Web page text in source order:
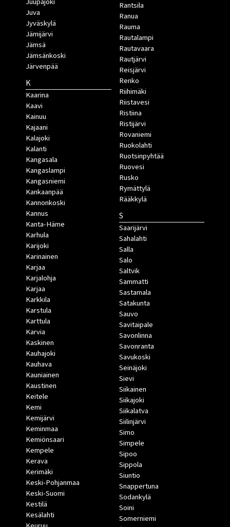
Juva
Jyväskylä
Jämijärvi
Jämsä
Jämsänkoski
Järvenpää
K
Kaarina
Kaavi
Kainuu
Kajaani
Kalajoki
Kalanti
Kangasala
Kangaslampi
Kangasniemi
Kankaanpää
Kannonkoski
Kannus
Kanta-Häme
Karhula
Karijoki
Karinainen
Karjaa
Karjalohja
Karjaa
Karkkila
Karstula
Karttula
Karvia
Kaskinen
Kauhajoki
Kauhava
Kauniainen
Kaustinen
Keitele
Kemi
Kemijärvi
Keminmaa
Kemiönsaari
Kempele
Kerava
Kerimäki
Keski-Pohjanmaa
Keski-Suomi
Kestilä
Kesälahti
Rantsila
Ranua
Rauma
Rautalampi
Rautavaara
Rautjärvi
Reisjärvi
Renko
Riihimäki
Riistavesi
Ristiina
Ristijärvi
Rovaniemi
Ruokolahti
Ruotsinpyhtää
Ruovesi
Rusko
Rymättylä
Rääkkylä
S
Saarijärvi
Sahalahti
Salla
Salo
Saltvik
Sammatti
Sastamala
Satakunta
Sauvo
Savitaipale
Savonlinna
Savonranta
Savukoski
Seinäjoki
Sievi
Siikainen
Siikajoki
Siikalatva
Siilinjärvi
Simo
Simpele
Sipoo
Sippola
Siuntio
Snappertuna
Sodankylä
Soini
Somerniemi